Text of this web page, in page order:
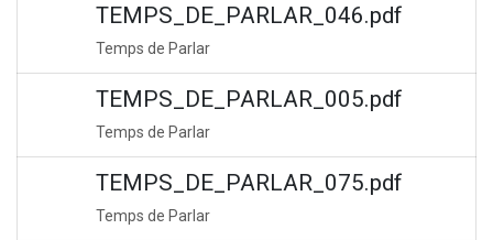
TEMPS_DE_PARLAR_046.pdf
Temps de Parlar
TEMPS_DE_PARLAR_005.pdf
Temps de Parlar
TEMPS_DE_PARLAR_075.pdf
Temps de Parlar